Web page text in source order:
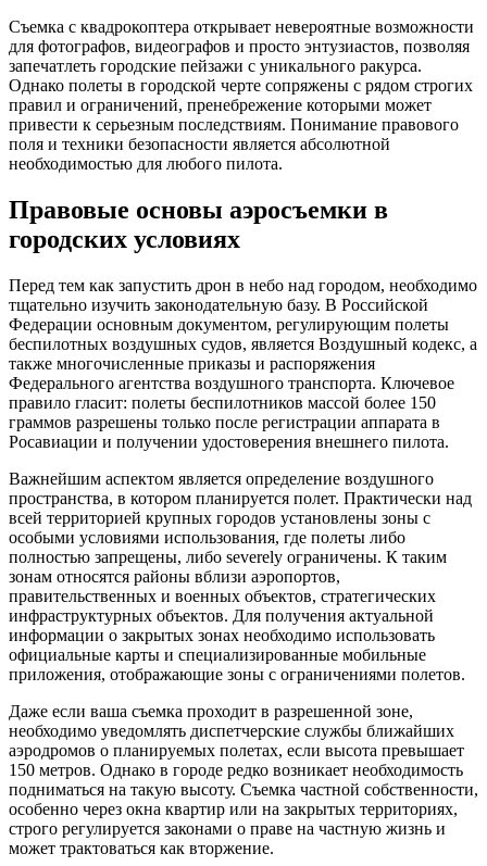
Съемка с квадрокоптера открывает невероятные возможности
для фотографов, видеографов и просто энтузиастов, позволяя
запечатлеть городские пейзажи с уникального ракурса.
Однако полеты в городской черте сопряжены с рядом строгих
правил и ограничений, пренебрежение которыми может
привести к серьезным последствиям. Понимание правового
поля и техники безопасности является абсолютной
необходимостью для любого пилота.
Правовые основы аэросъемки в
городских условиях
Перед тем как запустить дрон в небо над городом, необходимо
тщательно изучить законодательную базу. В Российской
Федерации основным документом, регулирующим полеты
беспилотных воздушных судов, является Воздушный кодекс, а
также многочисленные приказы и распоряжения
Федерального агентства воздушного транспорта. Ключевое
правило гласит: полеты беспилотников массой более 150
граммов разрешены только после регистрации аппарата в
Росавиации и получении удостоверения внешнего пилота.
Важнейшим аспектом является определение воздушного
пространства, в котором планируется полет. Практически над
всей территорией крупных городов установлены зоны с
особыми условиями использования, где полеты либо
полностью запрещены, либо severely ограничены. К таким
зонам относятся районы вблизи аэропортов,
правительственных и военных объектов, стратегических
инфраструктурных объектов. Для получения актуальной
информации о закрытых зонах необходимо использовать
официальные карты и специализированные мобильные
приложения, отображающие зоны с ограничениями полетов.
Даже если ваша съемка проходит в разрешенной зоне,
необходимо уведомлять диспетчерские службы ближайших
аэродромов о планируемых полетах, если высота превышает
150 метров. Однако в городе редко возникает необходимость
подниматься на такую высоту. Съемка частной собственности,
особенно через окна квартир или на закрытых территориях,
строго регулируется законами о праве на частную жизнь и
может трактоваться как вторжение.